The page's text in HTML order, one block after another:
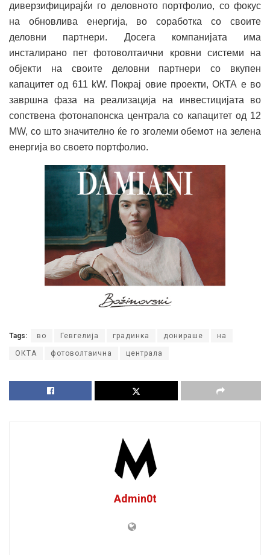
диверзифицирајќи го деловното портфолио, со фокус
на обновлива енергија, во соработка со своите
деловни партнери. Досега компанијата има
инсталирано пет фотоволтаични кровни системи на
објекти на своите деловни партнери со вкупен
капацитет од 611 kW. Покрај овие проекти, ОКТА е во
завршна фаза на реализација на инвестицијата во
сопствена фотонапонска централа со капацитет од 12
MW, со што значително ќе го зголеми обемот на зелена
енергија во своето портфолио.
Tags: во Гевгелија градинка донираше на
ОКТА фотоволтаична централа
Admin0t